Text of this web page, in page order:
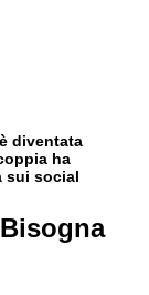
diventata
ha
sui social